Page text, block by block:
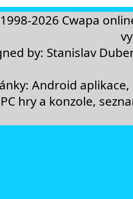
2026 Cwapa
by: Stanislav
Android aplikace,
PC hry a konzole,